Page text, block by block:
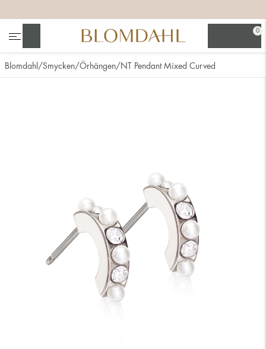
0
Blomdahl Smycken Örhängen NT Pendant Mixed Curved